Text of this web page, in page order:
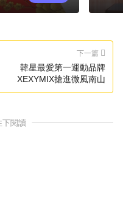
下一篇
韓星最愛第一運動品牌
XEXYMIX搶進微風南山
下閱讀